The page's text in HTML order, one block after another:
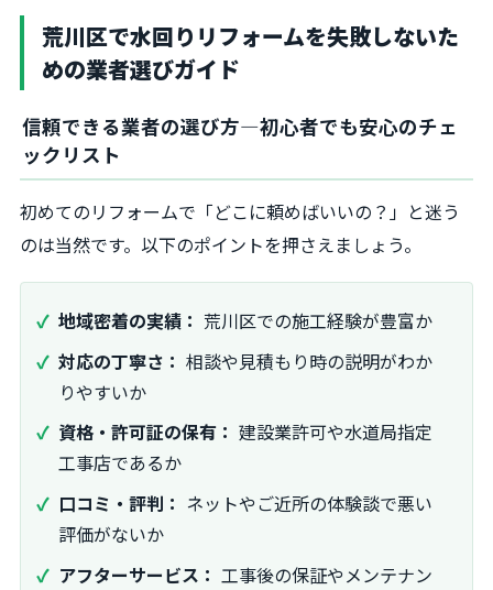
荒川区で水回りリフォームを失敗しないた
めの業者選びガイド
信頼できる業者の選び方―初心者でも安心のチェ
ックリスト
初めてのリフォームで「どこに頼めばいいの？」と迷う
のは当然です。以下のポイントを押さえましょう。
地域密着の実績： 荒川区での施工経験が豊富か
対応の丁寧さ： 相談や見積もり時の説明がわか
りやすいか
資格・許可証の保有： 建設業許可や水道局指定
工事店であるか
口コミ・評判： ネットやご近所の体験談で悪い
評価がないか
アフターサービス： 工事後の保証やメンテナン